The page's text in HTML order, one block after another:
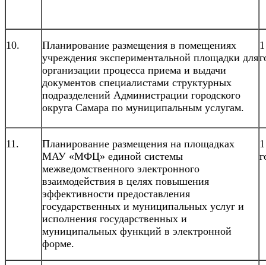
10.
Планирование размещения в помещениях
учреждения экспериментальной площадки для
организации процесса приема и выдачи
документов специалистами структурных
подразделений Администрации городского
округа Самара по муниципальным услугам.
11.
Планирование размещения на площадках
МАУ «МФЦ» единой системы
межведомственного электронного
взаимодействия в целях повышения
эффективности предоставления
государственных и муниципальных услуг и
исполнения государственных и
муниципальных функций в электронной
форме.